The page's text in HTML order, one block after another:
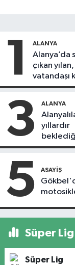
1 ALANYA
Alanya’da
çıkan yılan,
vatandaşı
3 ALANYA
yıllardır
askıdan
5 ASAYIŞ
Süper
Süper Lig